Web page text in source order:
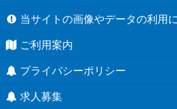
当サイトの画像やデータの利用
ご利用案内
プライバシーポリシー
求人募集